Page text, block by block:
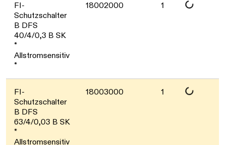
FI-
Schutzschalter
B DFS
40/4/0,3 B SK
*
Allstromsensitiv
*
18002000 1
FI-
Schutzschalter
B DFS
63/4/0,03 B SK
*
Allstromsensitiv
18003000 1